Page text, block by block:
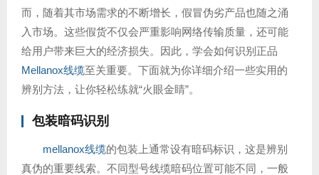
而，随着其市场需求的不断增长，假冒伪劣产品也随之涌
入市场。这些假货不仅会严重影响网络传输质量，还可能
给用户带来巨大的经济损失。因此，学会如何识别正品
Mellanox线缆至关重要。下面就为你详细介绍一些实用的
辨别方法，让你轻松练就“火眼金睛”。
包装暗码识别
mellanox线缆的包装上通常设有暗码标识，这是辨别
真伪的重要线索。不同型号线缆暗码位置可能不同，一般